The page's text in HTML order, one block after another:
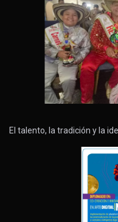
El talento, la tradición y la